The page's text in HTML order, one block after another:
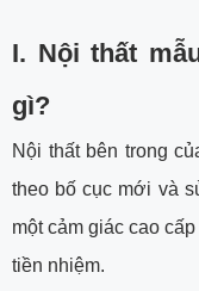
I. Nội thất
gì?
Nội thất bên trong
theo bố cục mới và
một cảm giác cao
tiền nhiệm.